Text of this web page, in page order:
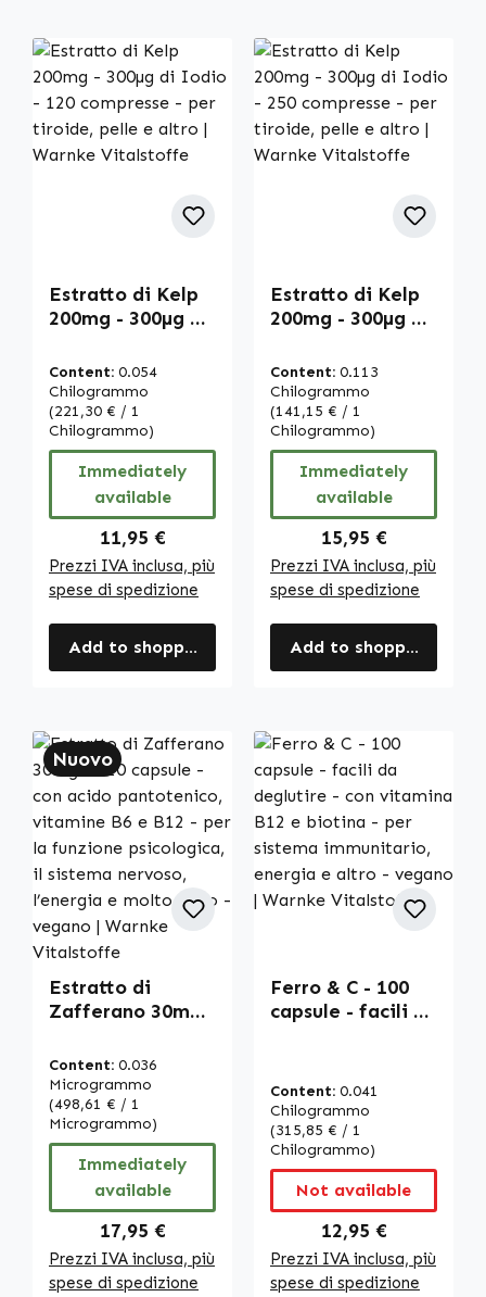
Estratto di Kelp
200mg - 300µg di
compresse - per
tiroide, pelle e
altro | Warnke
Vitalstoffe
Content: 0.054
Chilogrammo
(221,30 € / 1
Chilogrammo)
Immediately
available
Regular price:
11,95 €
Prezzi IVA inclusa, più
spese di spedizione
Add to shopping cart
Estratto di Kelp
200mg - 300µg di
compresse - per
tiroide, pelle e
altro | Warnke
Vitalstoffe
Content: 0.113
Chilogrammo
(141,15 € / 1
Chilogrammo)
Immediately
available
Regular price:
15,95 €
Prezzi IVA inclusa, più
spese di spedizione
Add to shopping cart
Nuovo
Estratto di
Zafferano 30mg -
acido
pantotenico,
vitamine B6 e
B12 - per la
funzione
psicologica, il
sistema nervoso,
l’energia e molto
altro - vegano |
Warnke
Content: 0.036
Microgrammo
(498,61 € / 1
Microgrammo)
Immediately
available
Regular price:
17,95 €
Prezzi IVA inclusa, più
spese di spedizione
Ferro & C - 100
capsule - facili da
biotina - per
sistema
immunitario,
energia e altro -
vegano | Warnke
Vitalstoffe
Content: 0.041
Chilogrammo
(315,85 € / 1
Chilogrammo)
Not available
Regular price:
12,95 €
Prezzi IVA inclusa, più
spese di spedizione